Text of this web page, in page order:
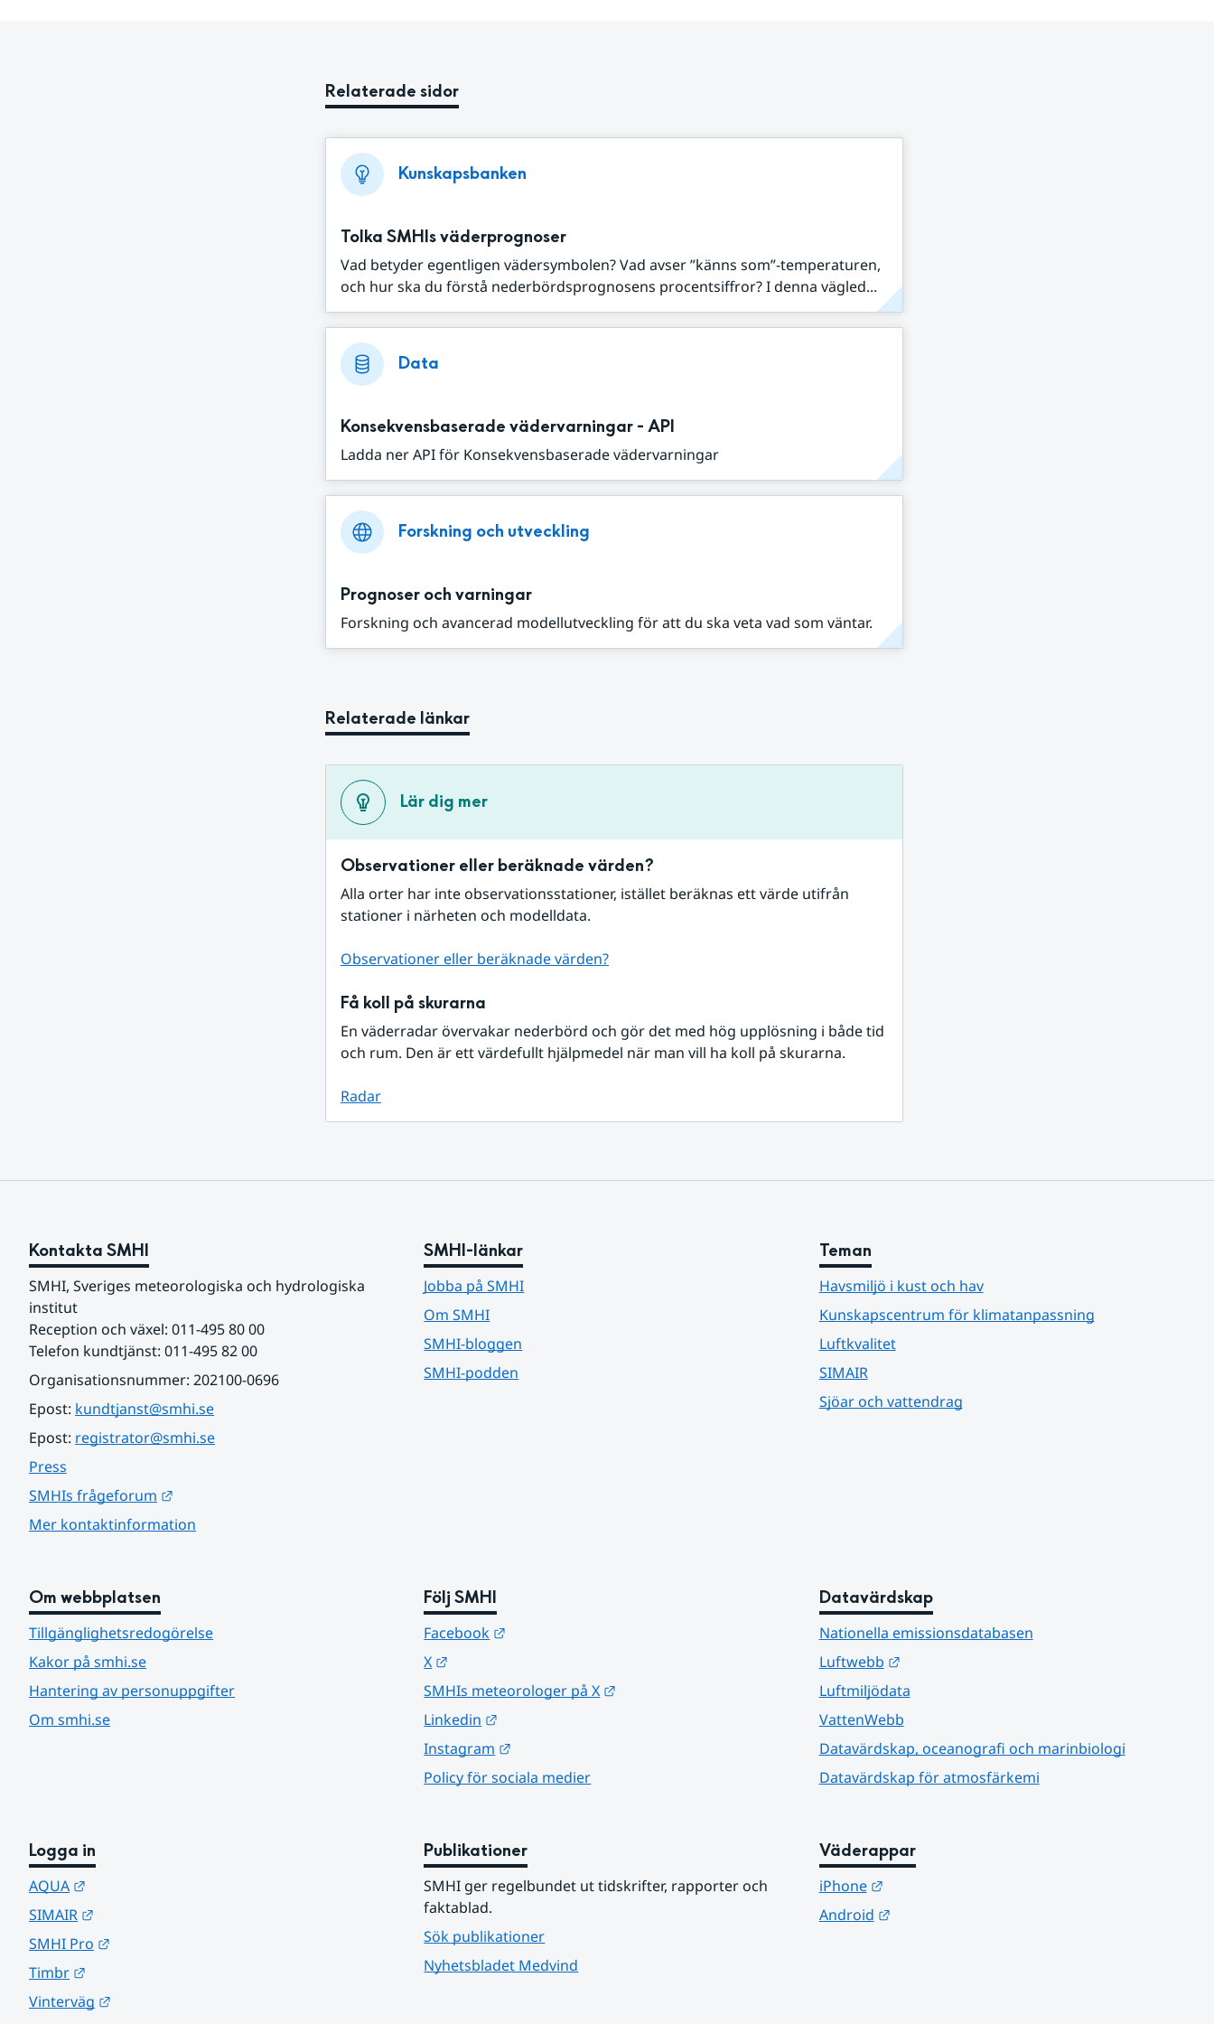
Relaterade sidor
Kunskapsbanken
Tolka SMHIs väderprognoser
Vad betyder egentligen vädersymbolen? Vad avser ”känns som”-temperaturen,
och hur ska du förstå nederbördsprognosens procentsiffror? I denna vägled...
Data
Konsekvensbaserade vädervarningar - API
Ladda ner API för Konsekvensbaserade vädervarningar
Forskning och utveckling
Prognoser och varningar
Forskning och avancerad modellutveckling för att du ska veta vad som väntar.
Relaterade länkar
Lär dig mer
Observationer eller beräknade värden?
Alla orter har inte observationsstationer, istället beräknas ett värde utifrån
stationer i närheten och modelldata.
Observationer eller beräknade värden?
Få koll på skurarna
En väderradar övervakar nederbörd och gör det med hög upplösning i både tid
och rum. Den är ett värdefullt hjälpmedel när man vill ha koll på skurarna.
Radar
Kontakta SMHI
SMHI, Sveriges meteorologiska och hydrologiska
institut
Reception och växel: 011-495 80 00
Telefon kundtjänst: 011-495 82 00
Organisationsnummer: 202100-0696
Epost: kundtjanst@smhi.se
Epost: registrator@smhi.se
Press
SMHIs frågeforum
Mer kontaktinformation
SMHI-länkar
Jobba på SMHI
Om SMHI
SMHI-bloggen
SMHI-podden
Teman
Havsmiljö i kust och hav
Kunskapscentrum för klimatanpassning
Luftkvalitet
SIMAIR
Sjöar och vattendrag
Om webbplatsen
Tillgänglighetsredogörelse
Kakor på smhi.se
Hantering av personuppgifter
Om smhi.se
Följ SMHI
Facebook
X
SMHIs meteorologer på X
Linkedin
Instagram
Policy för sociala medier
Datavärdskap
Nationella emissionsdatabasen
Luftwebb
Länk till annan webbplats.
Luftmiljödata
VattenWebb
Datavärdskap, oceanografi och marinbiologi
Datavärdskap för atmosfärkemi
Logga in
AQUA
SIMAIR
SMHI Pro
Timbr
Vinterväg
Publikationer
SMHI ger regelbundet ut tidskrifter, rapporter och
faktablad.
Sök publikationer
Nyhetsbladet Medvind
Väderappar
iPhone
Länk till annan webbplats.
Android
Länk till annan webbplats.